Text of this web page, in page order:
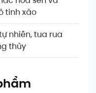
tinh xảo
nhiên, tua rua
thủy